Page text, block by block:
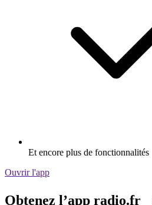
Et encore plus de fonctionnalités
Ouvrir l'app
Obtenez l’app radio.fr